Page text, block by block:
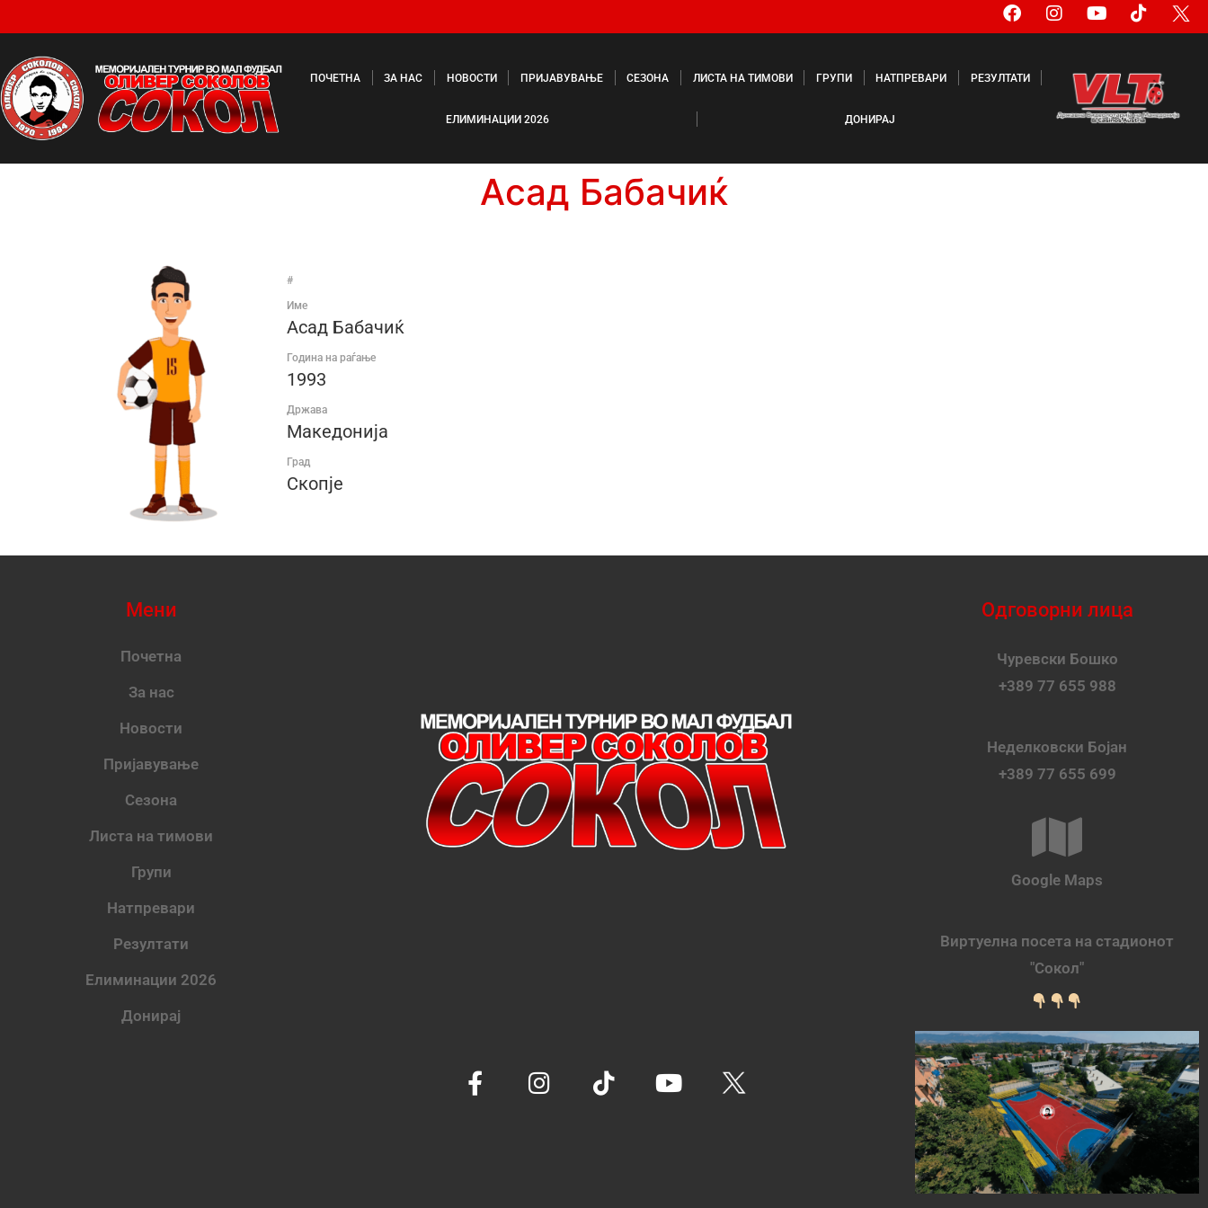
ПОЧЕТНА ЗА НАС НОВОСТИ ПРИЈАВУВАЊЕ СЕЗОНА ЛИСТА НА ТИМОВИ ГРУПИ НАТПРЕВАРИ РЕЗУЛТАТИ
ЕЛИМИНАЦИИ 2026 ДОНИРАЈ
Асад Бабачиќ
#
Име
Асад Бабачиќ
Година на раѓање
1993
Држава
Македонија
Град
Скопје
Мени
Почетна
За нас
Новости
Пријавување
Сезона
Листа на тимови
Групи
Натпревари
Резултати
Елиминации 2026
Донирај
Одговорни лица
Чуревски Бошко
+389 77 655 988
Неделковски Бојан
+389 77 655 699
Google Maps
Виртуелна посета на стадионот
"Сокол"